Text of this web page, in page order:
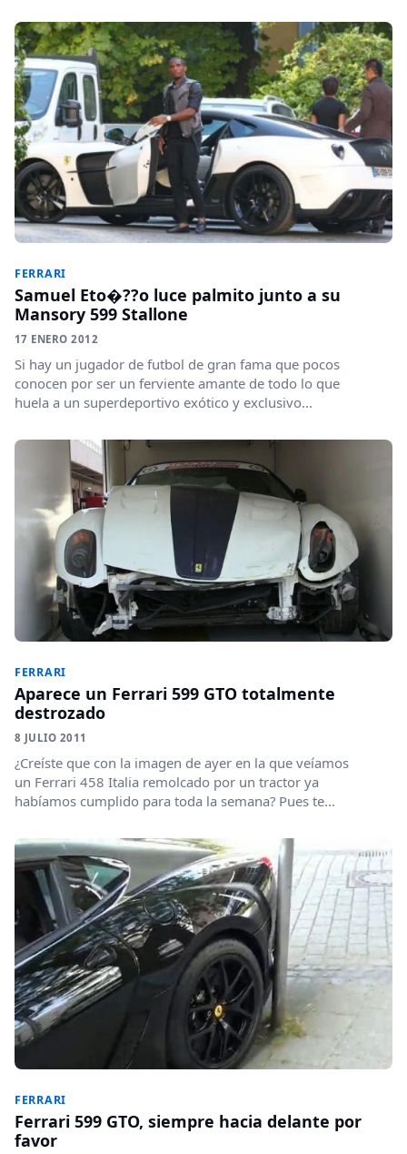
FERRARI
Samuel Eto�??o luce palmito junto a su
Mansory 599 Stallone
17 ENERO 2012
Si hay un jugador de futbol de gran fama que pocos
conocen por ser un ferviente amante de todo lo que
huela a un superdeportivo exótico y exclusivo...
FERRARI
Aparece un Ferrari 599 GTO totalmente
destrozado
8 JULIO 2011
¿Creíste que con la imagen de ayer en la que veíamos
un Ferrari 458 Italia remolcado por un tractor ya
habíamos cumplido para toda la semana? Pues te...
FERRARI
Ferrari 599 GTO, siempre hacia delante por
favor